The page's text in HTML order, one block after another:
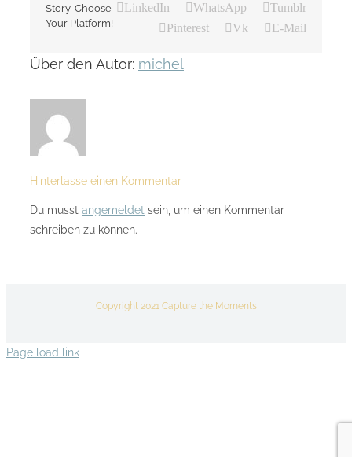
Story, Choose
Your Platform!
LinkedIn
WhatsApp
Tumblr
Pinterest
Vk E-Mail
Über den Autor: michel
Hinterlasse einen Kommentar
Du musst angemeldet sein, um einen Kommentar
schreiben zu können.
Copyright 2021 Capture the Moments
Page load link